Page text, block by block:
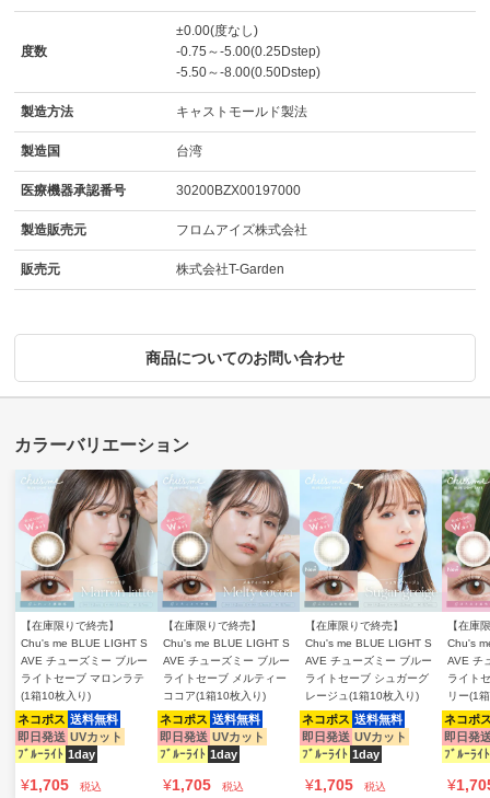
度数
±0.00(度なし)
-0.75～-5.00(0.25Dstep)
-5.50～-8.00(0.50Dstep)
製造方法 キャストモールド製法
製造国 台湾
医療機器承認番号 30200BZX00197000
製造販売元 フロムアイズ株式会社
販売元 株式会社T-Garden
商品についてのお問い合わせ
【在庫限りで終売】
Chu's me BLUE LIGHT S
AVE チューズミー ブルー
ライトセーブ マロンラテ
(1箱10枚入り)
ネコポス 送料無料
即日発送 UVカット
ﾌﾞﾙｰﾗｲﾄ 1day
¥1,705 税込
【在庫限りで終売】
Chu's me BLUE LIGHT S
AVE チューズミー ブルー
ライトセーブ メルティー
ココア(1箱10枚入り)
ネコポス 送料無料
即日発送 UVカット
ﾌﾞﾙｰﾗｲﾄ 1day
¥1,705 税込
【在庫限りで終売】
Chu's me BLUE LIGHT S
AVE チューズミー ブルー
ライトセーブ シュガーグ
レージュ(1箱10枚入り)
ネコポス 送料無料
即日発送 UVカット
ﾌﾞﾙｰﾗｲﾄ 1day
¥1,705 税込
【在庫
Chu's
AVE チ
ライト
リー(1
ネコポ
即日発
ﾌﾞﾙｰﾗｲﾄ
¥